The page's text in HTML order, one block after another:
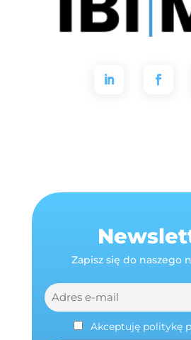
Zapisz się do naszego
Akceptuję politykę